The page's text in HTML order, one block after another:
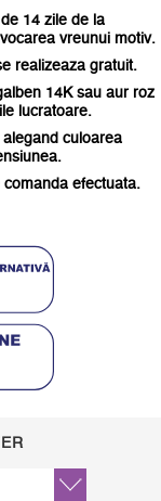
14 zile de la
vreunui motiv.
realizeaza gratuit.
14K sau aur roz
lucratoare.
culoarea
efectuata.